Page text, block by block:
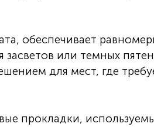
обеспечивает
или темных
для мест, где
прокладки,